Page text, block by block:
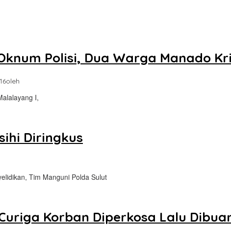
Polisi, Dua Warga Manado
oleh
I,
Diringkus
Tim Manguni Polda Sulut
Korban Diperkosa Lalu